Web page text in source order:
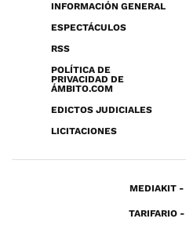
INFORMACIÓN GENERAL
ESPECTÁCULOS
RSS
POLÍTICA DE
PRIVACIDAD DE
ÁMBITO.COM
EDICTOS JUDICIALES
LICITACIONES
MEDIAKIT
TARIFARIO